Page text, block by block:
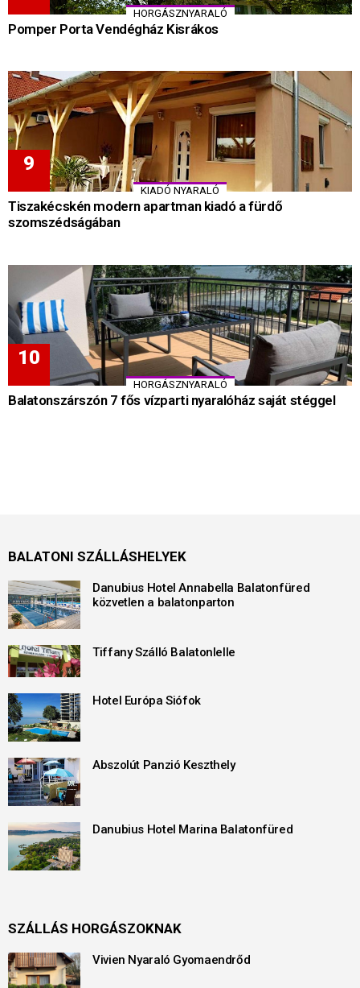
HORGÁSZNYARALÓ
Pomper Porta Vendégház Kisrákos
KIADÓ NYARALÓ
Tiszakécskén modern apartman kiadó a fürdő
szomszédságában
HORGÁSZNYARALÓ
Balatonszárszón 7 fős vízparti nyaralóház saját stéggel
BALATONI SZÁLLÁSHELYEK
Danubius Hotel Annabella Balatonfüred
közvetlen a balatonparton
Tiffany Szálló Balatonlelle
Hotel Európa Siófok
Abszolút Panzió Keszthely
Danubius Hotel Marina Balatonfüred
SZÁLLÁS HORGÁSZOKNAK
Vivien Nyaraló Gyomaendrőd